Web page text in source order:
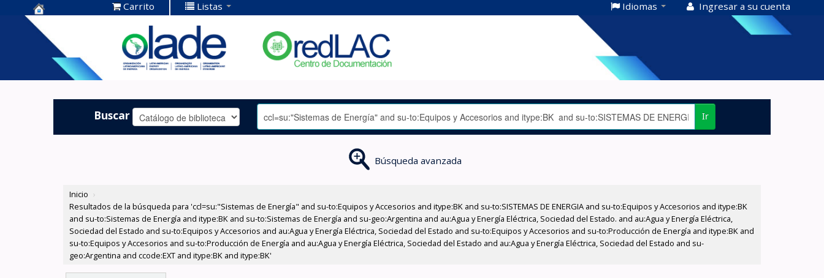
Centro de
Documentación
OLADE -
Carrito Listas Idiomas Ingresar a su cuenta
Buscar Ir
Búsqueda avanzada
Inicio ›
Resultados de la búsqueda para 'ccl=su:"Sistemas de Energía" and su-to:Equipos y Accesorios and itype:BK and su-to:SISTEMAS DE ENERGIA and su-to:Equipos y Accesorios and itype:BK
and su-to:Sistemas de Energía and itype:BK and su-to:Sistemas de Energía and su-geo:Argentina and au:Agua y Energía Eléctrica, Sociedad del Estado. and au:Agua y Energía Eléctrica,
Sociedad del Estado and su-to:Equipos y Accesorios and au:Agua y Energía Eléctrica, Sociedad del Estado and su-to:Equipos y Accesorios and su-to:Producción de Energía and itype:BK and
su-to:Equipos y Accesorios and su-to:Producción de Energía and au:Agua y Energía Eléctrica, Sociedad del Estado and au:Agua y Energía Eléctrica, Sociedad del Estado and su-
geo:Argentina and ccode:EXT and itype:BK and itype:BK'